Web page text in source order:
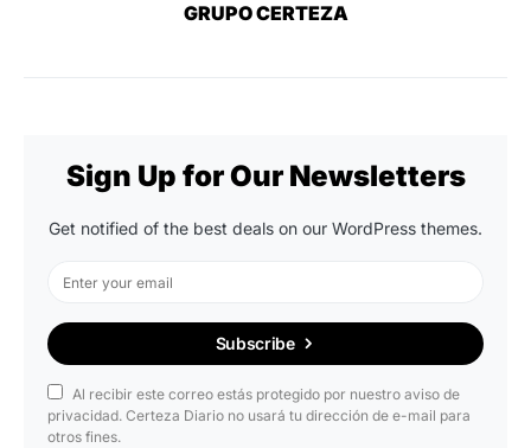
GRUPO CERTEZA
Sign Up for Our Newsletters
Get notified of the best deals on our WordPress themes.
Subscribe
Al recibir este correo estás protegido por nuestro aviso de
privacidad. Certeza Diario no usará tu dirección de e-mail para
otros fines.